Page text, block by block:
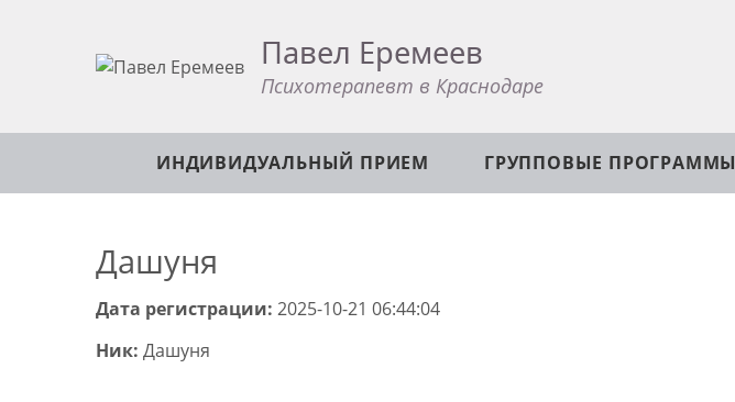
Павел Еремеев
Психотерапевт в Краснодаре
ИНДИВИДУАЛЬНЫЙ ПРИЕМ ГРУППОВЫЕ ПРОГРАММЫ
Дашуня
Дата регистрации: 2025-10-21 06:44:04
Ник: Дашуня